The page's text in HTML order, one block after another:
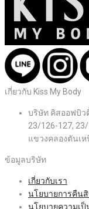
เกี่ยวกับ Kiss My Body
บริษัท คิสออฟบิว
23/126-127,
แขวงคลองตันเ
ข้อมูลบริษัท
เกี่ยวกับเรา
นโยบายการคืน
นโยบายความเ